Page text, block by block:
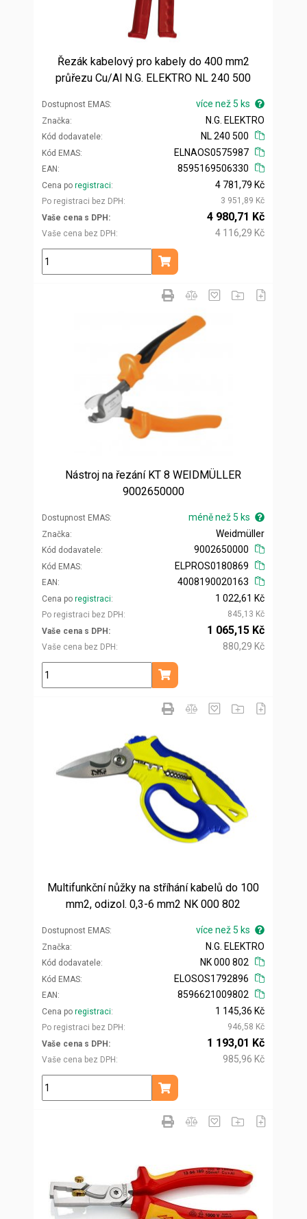
Řezák kabelový pro kabely do 400 mm2
průřezu Cu/Al N.G. ELEKTRO NL 240 500
Dostupnost EMAS více než 5 ks
Značka
Kód dodavatele
N.G. ELEKTRO
NL 240 500
Kód EMAS
EAN
ELNAOS0575987
8595169506330
Cena po registraci
Po registraci bez DPH
4 781,79 Kč
3 951,89 Kč
Vaše cena s DPH
Vaše cena bez DPH
4 980,71 Kč
4 116,29 Kč
ks
Přidat do košíku
Nástroj na řezání KT 8 WEIDMÜLLER
9002650000
Dostupnost EMAS méně než 5 ks
Značka
Kód dodavatele
Weidmüller
9002650000
Kód EMAS
EAN
ELPROS0180869
4008190020163
Cena po registraci
Po registraci bez DPH
1 022,61 Kč
845,13 Kč
Vaše cena s DPH
Vaše cena bez DPH
1 065,15 Kč
880,29 Kč
ks
Přidat do košíku
Multifunkční nůžky na stříhání kabelů do 100
mm2, odizol. 0,3-6 mm2 NK 000 802
Dostupnost EMAS více než 5 ks
Značka
Kód dodavatele
N.G. ELEKTRO
NK 000 802
Kód EMAS
EAN
ELOSOS1792896
8596621009802
Cena po registraci
Po registraci bez DPH
1 145,36 Kč
946,58 Kč
Vaše cena s DPH
Vaše cena bez DPH
1 193,01 Kč
985,96 Kč
ks
Přidat do košíku